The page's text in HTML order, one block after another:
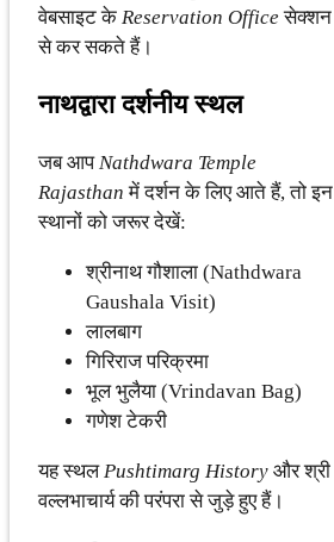
वेबसाइट के Reservation Office सेक्शन
से कर सकते हैं।
नाथद्वारा दर्शनीय स्थल
जब आपNathdwara Temple
Rajasthan में दर्शन के लिए आते हैं, तो इन
स्थानों को जरूर देखें:
श्रीनाथ गौशाला (Nathdwara
Gaushala Visit)
लालबाग
गिरिराज परिक्रमा
भूल भुलैया (Vrindavan Bag)
गणेश टेकरी
यह स्थलPushtimarg History और श्री
वल्लभाचार्य की परंपरा से जुड़े हुए हैं।